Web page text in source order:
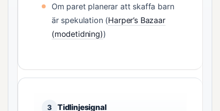
Om paret planerar att skaffa barn
är spekulation (Harper’s Bazaar
(modetidning))
3 Tidlinjesignal